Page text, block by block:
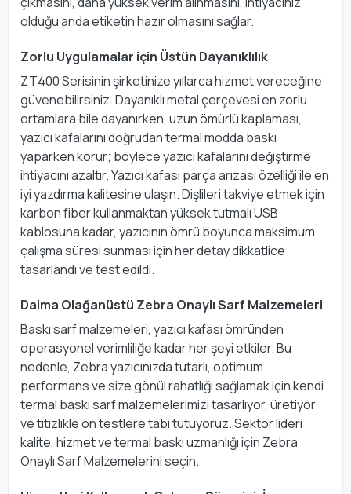
olduğu anda etiketin hazır olmasını sağlar.
Zorlu Uygulamalar için Üstün Dayanıklılık
ZT400 Serisinin şirketinize yıllarca hizmet vereceğine
güvenebilirsiniz. Dayanıklı metal çerçevesi en zorlu
ortamlara bile dayanırken, uzun ömürlü kaplaması,
yazıcı kafalarını doğrudan termal modda baskı
yaparken korur; böylece yazıcı kafalarını değiştirme
ihtiyacını azaltır. Yazıcı kafası parça arızası özelliği ile en
iyi yazdırma kalitesine ulaşın. Dişlileri takviye etmek için
karbon fiber kullanmaktan yüksek tutmalı USB
kablosuna kadar, yazıcının ömrü boyunca maksimum
çalışma süresi sunması için her detay dikkatlice
tasarlandı ve test edildi.
Daima Olağanüstü Zebra Onaylı Sarf Malzemeleri
Baskı sarf malzemeleri, yazıcı kafası ömründen
operasyonel verimliliğe kadar her şeyi etkiler. Bu
nedenle, Zebra yazıcınızda tutarlı, optimum
performans ve size gönül rahatlığı sağlamak için kendi
termal baskı sarf malzemelerimizi tasarlıyor, üretiyor
ve titizlikle ön testlere tabi tutuyoruz. Sektör lideri
kalite, hizmet ve termal baskı uzmanlığı için Zebra
Onaylı Sarf Malzemelerini seçin.